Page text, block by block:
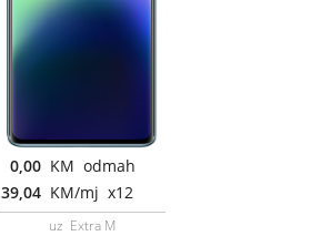
0,00 KM odmah
39,04 KM/mj x12
uz Extra M